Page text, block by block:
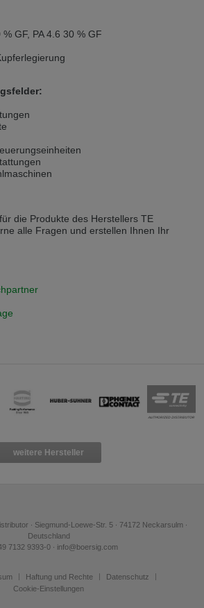
GF, PA 4.6 30 % GF
die Produkte des Herstellers TE
alle Fragen und erstellen Ihnen Ihr
weitere Hersteller
∙ Siegmund-Loewe-Str. 5 ∙ 74172 Neckarsulm ∙
Deutschland
7132 9393-0 ∙ info@boersig.com
Haftung und Rechte
Datenschutz
Cookie-Einstellungen